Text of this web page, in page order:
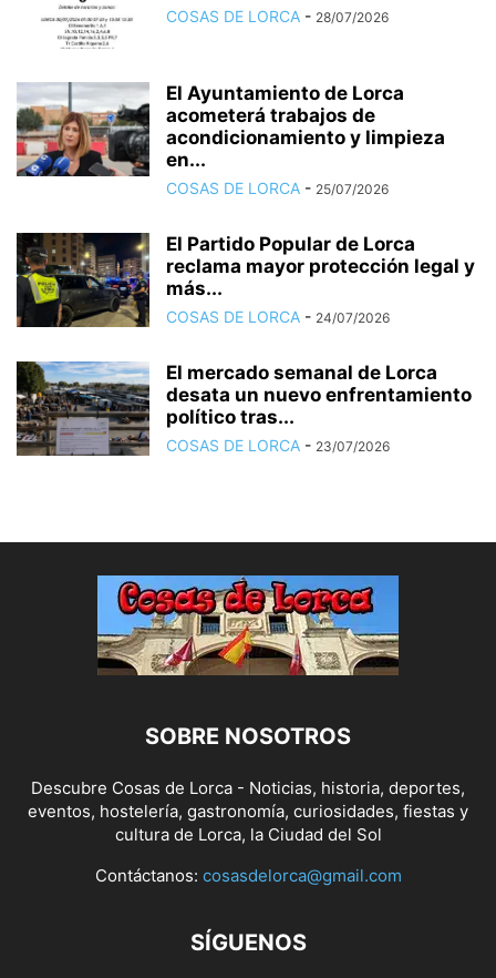
COSAS DE LORCA - 28/07/2026
El Ayuntamiento de Lorca
acometerá trabajos de
acondicionamiento y limpieza
en...
COSAS DE LORCA - 25/07/2026
El Partido Popular de Lorca
reclama mayor protección legal y
más...
COSAS DE LORCA - 24/07/2026
El mercado semanal de Lorca
desata un nuevo enfrentamiento
político tras...
COSAS DE LORCA - 23/07/2026
SOBRE NOSOTROS
Descubre Cosas de Lorca - Noticias, historia, deportes,
eventos, hostelería, gastronomía, curiosidades, fiestas y
cultura de Lorca, la Ciudad del Sol
Contáctanos: cosasdelorca@gmail.com
SÍGUENOS